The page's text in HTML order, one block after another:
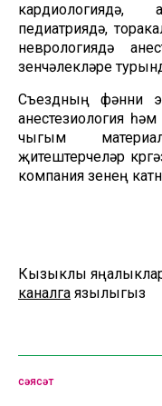
кардиологиядә,
педиатриядә,
неврологиядә
үзенчәлекләре
Съездның фәнни
анестезиология
чыгым
җитештерүчеләр
компания үзенең
Кызыклы
каналга язылыгыз
сәясәт